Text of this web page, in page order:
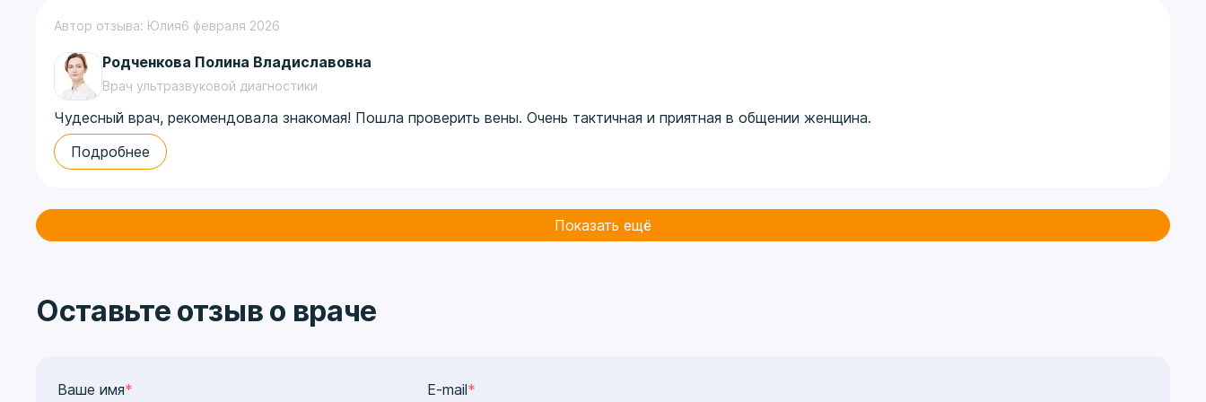
Автор отзыва: Юлия6 февраля 2026
Родченкова Полина Владиславовна
Врач ультразвуковой диагностики
Чудесный врач, рекомендовала знакомая! Пошла проверить вены. Очень тактичная и приятная в общении женщина.
Подробнее
Показать ещё
Оставьте отзыв о враче
Ваше имя* E-mail*